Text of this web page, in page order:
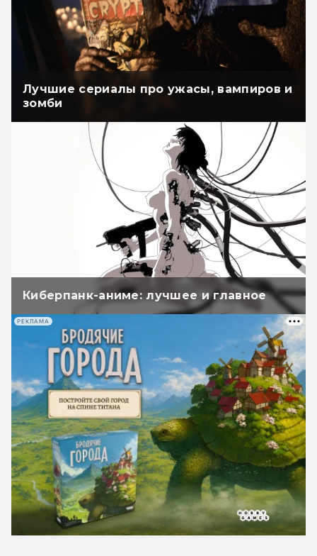
Лучшие сериалы про ужасы, вампиров и
зомби
Киберпанк-аниме: лучшее и главное
РЕКЛАМА